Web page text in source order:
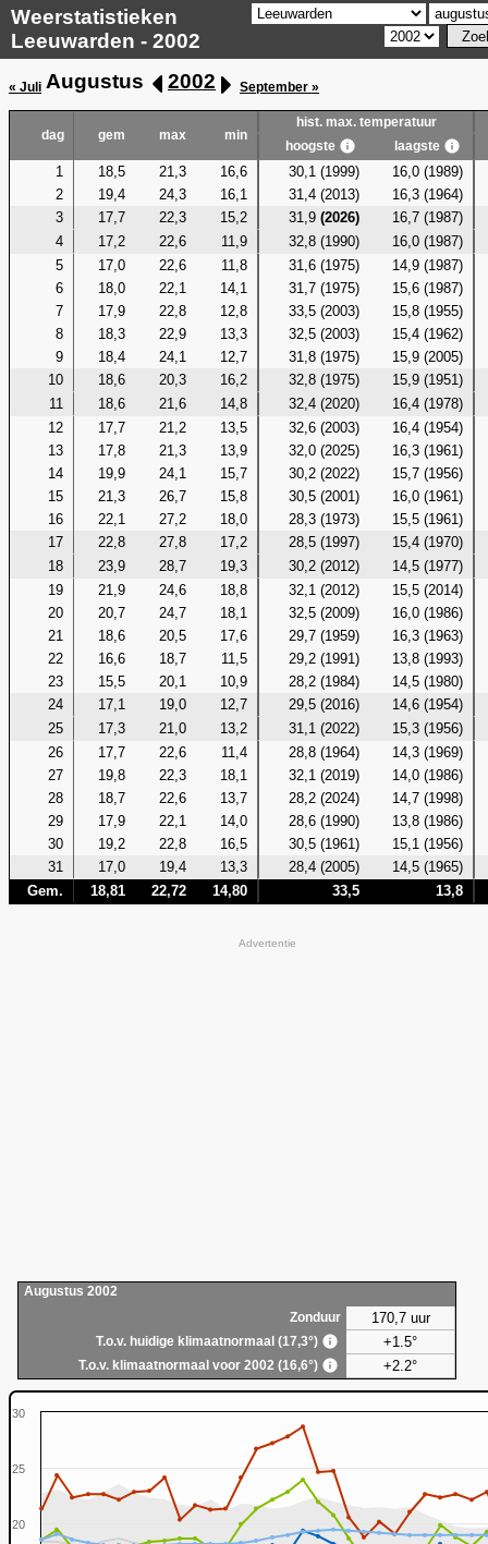
Weerstatistieken
Leeuwarden - 2002
« Juli Augustus 2002 September »
dag gem max min
hist. max. temperatuur
hoogste
laagste
1 18,5 21,3 16,6 30,1 (1999)
16,0 (1989)
2
19,4 24,3 16,1 31,4 (2013)
16,3 (1964)
3
17,7 22,3 15,2 31,9(2026)
16,7 (1987)
4
17,2 22,6 11,9 32,8 (1990)
16,0 (1987)
5
17,0 22,6 11,8 31,6 (1975)
14,9 (1987)
6
18,0 22,1 14,1 31,7 (1975)
15,6 (1987)
7
17,9 22,8 12,8 33,5 (2003)
15,8 (1955)
8
18,3 22,9 13,3 32,5 (2003)
15,4 (1962)
9
18,4 24,1 12,7 31,8 (1975)
15,9 (2005)
10
18,6 20,3 16,2 32,8 (1975)
15,9 (1951)
11
18,6 21,6 14,8 32,4 (2020)
16,4 (1978)
12
17,7 21,2 13,5 32,6 (2003)
16,4 (1954)
13
17,8 21,3 13,9 32,0 (2025)
16,3 (1961)
14
19,9 24,1 15,7 30,2 (2022)
15,7 (1956)
15
21,3 26,7 15,8 30,5 (2001)
16,0 (1961)
16
22,1 27,2 18,0 28,3 (1973)
15,5 (1961)
17
22,8 27,8 17,2 28,5 (1997)
15,4 (1970)
18
23,9 28,7 19,3 30,2 (2012)
14,5 (1977)
19
21,9 24,6 18,8 32,1 (2012)
15,5 (2014)
20
20,7 24,7 18,1 32,5 (2009)
16,0 (1986)
21
18,6 20,5 17,6 29,7 (1959)
16,3 (1963)
22
16,6 18,7 11,5 29,2 (1991)
13,8 (1993)
23
15,5 20,1 10,9 28,2 (1984)
14,5 (1980)
24
17,1 19,0 12,7 29,5 (2016)
14,6 (1954)
25
17,3 21,0 13,2 31,1 (2022)
15,3 (1956)
26
17,7 22,6 11,4 28,8 (1964)
14,3 (1969)
27
19,8 22,3 18,1 32,1 (2019)
14,0 (1986)
28
18,7 22,6 13,7 28,2 (2024)
14,7 (1998)
29
17,9 22,1 14,0 28,6 (1990)
13,8 (1986)
30
19,2 22,8 16,5 30,5 (1961)
15,1 (1956)
31
17,0 19,4 13,3 28,4 (2005)
14,5 (1965)
Gem.
18,81 22,72 14,80 33,5 13,8
Advertentie
Augustus 2002
Zonduur
170,7 uur
T.o.v. huidige klimaatnormaal (17,3°) +1.5°
T.o.v. klimaatnormaal voor 2002 (16,6°) +2.2°
20
25
30